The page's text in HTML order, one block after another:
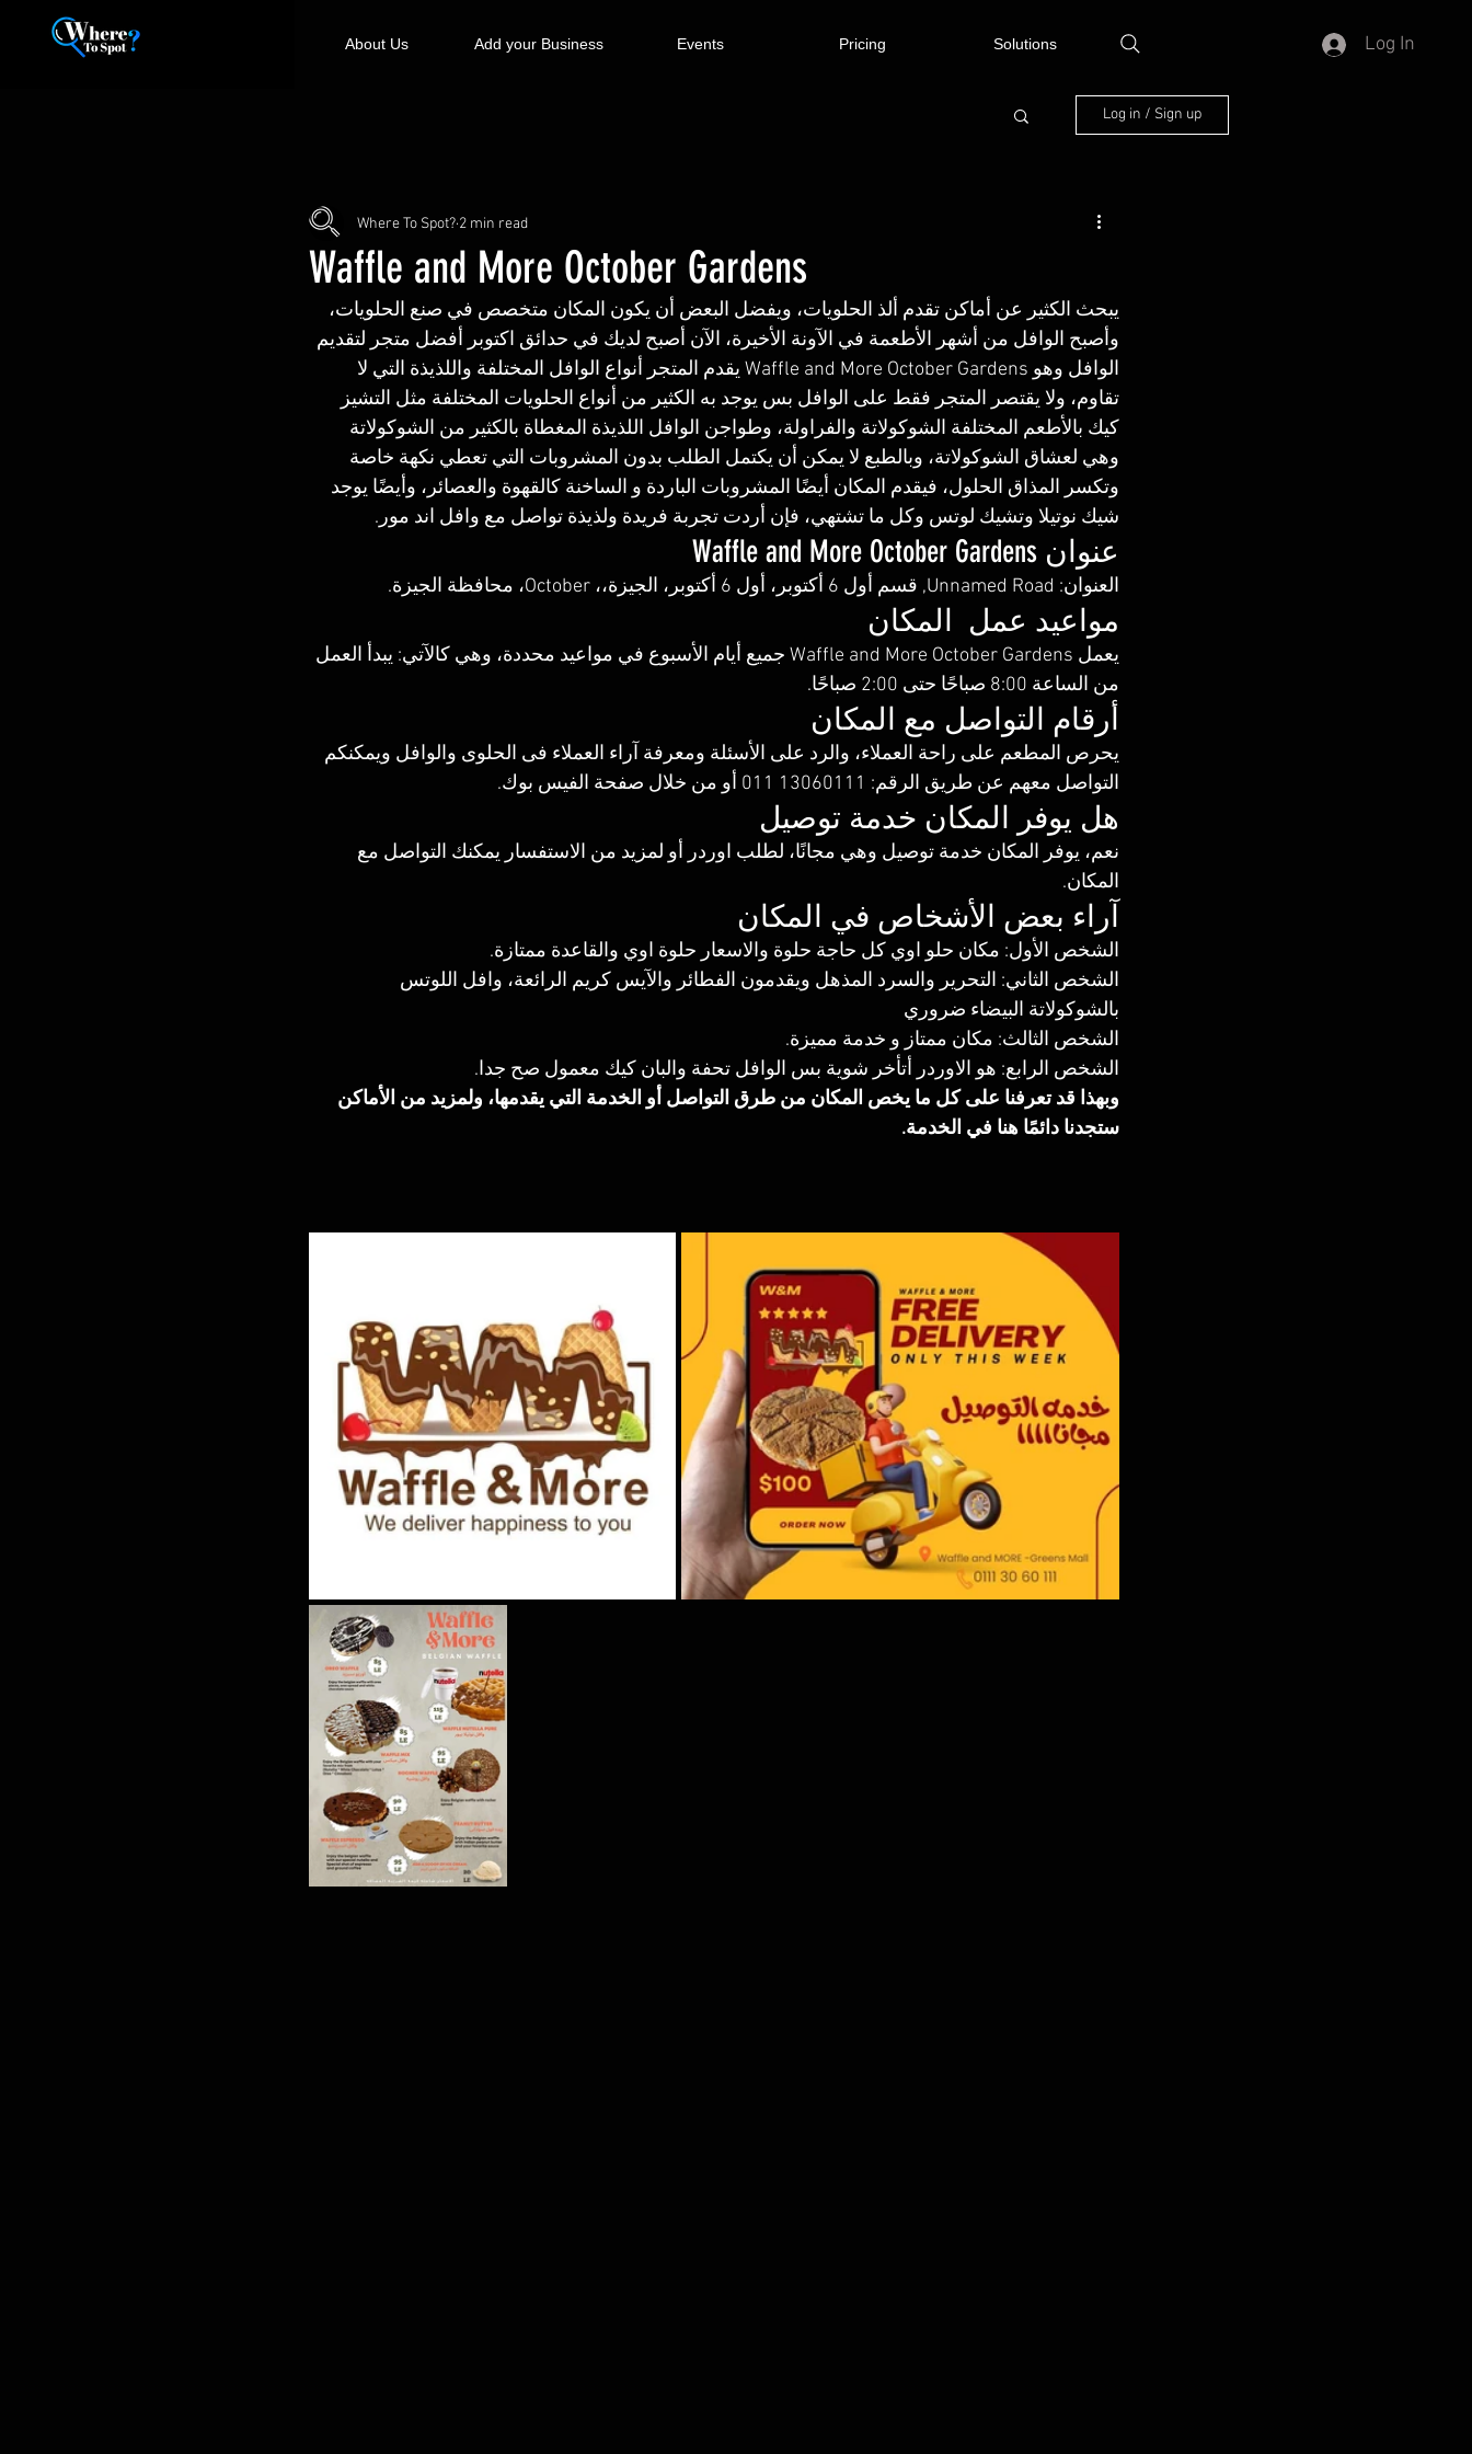
About Us Add your Business Events Pricing Solutions Log In
Log in / Sign up
Waffle and More October Gardens
Where To Spot? 2 min read
يبحث الكثير عن أماكن تقدم ألذ الحلويات، ويفضل البعض أن يكون المكان متخصص في صنع الحلويات،
وأصبح الوافل من أشهر الأطعمة في الآونة الأخيرة، الآن أصبح لديك في حدائق اكتوبر أفضل متجر لتقديم
الوافل وهو Waffle and More October Gardens يقدم المتجر أنواع الوافل المختلفة واللذيذة التي لا
تقاوم، ولا يقتصر المتجر فقط على الوافل بس يوجد به الكثير من أنواع الحلويات المختلفة مثل التشيز
كيك بالأطعم المختلفة الشوكولاتة والفراولة، وطواجن الوافل اللذيذة المغطاة بالكثير من الشوكولاتة
وهي لعشاق الشوكولاتة، وبالطبع لا يمكن أن يكتمل الطلب بدون المشروبات التي تعطي نكهة خاصة
وتكسر المذاق الحلول، فيقدم المكان أيضًا المشروبات الباردة و الساخنة كالقهوة والعصائر، وأيضًا يوجد
شيك نوتيلا وتشيك لوتس وكل ما تشتهي، فإن أردت تجربة فريدة ولذيذة تواصل مع وافل اند مور.
عنوان Waffle and More October Gardens
العنوان: Unnamed Road, قسم أول 6 أكتوبر، أول 6 أكتوبر، الجيزة،، October، محافظة الجيزة.
مواعيد عمل  المكان
يعمل Waffle and More October Gardens جميع أيام الأسبوع في مواعيد محددة، وهي كالآتي: يبدأ العمل
من الساعة 8:00 صباحًا حتى 2:00 صباحًا.
أرقام التواصل مع المكان
‏يحرص المطعم على راحة العملاء، والرد على الأسئلة ومعرفة آراء العملاء فى الحلوى والوافل ويمكنكم
التواصل معهم عن طريق الرقم: ‏‪011 13060111‬‏ ‏أو من خلال صفحة الفيس بوك.
هل يوفر المكان خدمة توصيل
نعم، يوفر المكان خدمة توصيل وهي مجانًا، لطلب اوردر أو لمزيد من الاستفسار يمكنك التواصل مع
المكان.
آراء بعض الأشخاص في المكان
الشخص الأول: مكان حلو اوي كل حاجة حلوة والاسعار حلوة اوي والقاعدة ممتازة.
الشخص الثاني: التحرير والسرد المذهل ويقدمون الفطائر والآيس كريم الرائعة، وافل اللوتس
بالشوكولاتة البيضاء ضروري
الشخص الثالث: مكان ممتاز و خدمة مميزة.
الشخص الرابع: هو الاوردر أتأخر شوية بس الوافل تحفة والبان كيك معمول صح جدا.
وبهذا قد تعرفنا على كل ما يخص المكان من طرق التواصل أو الخدمة التي يقدمها، ولمزيد من الأماكن
ستجدنا دائمًا هنا في الخدمة.